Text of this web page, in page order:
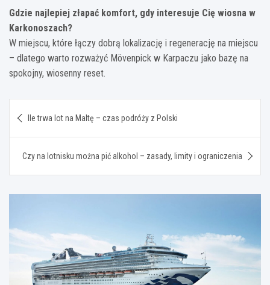
Gdzie najlepiej złapać komfort, gdy interesuje Cię wiosna w
Karkonoszach?
W miejscu, które łączy dobrą lokalizację i regenerację na miejscu
– dlatego warto rozważyć Mövenpick w Karpaczu jako bazę na
spokojny, wiosenny reset.
wpisu
Ile trwa lot na Maltę – czas podróży z Polski
Czy na lotnisku można pić alkohol – zasady, limity i ograniczenia